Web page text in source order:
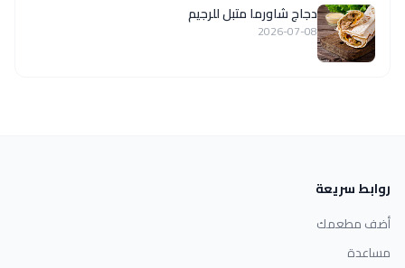
دجاج شاورما متبل للرجيم
2026-07-08
روابط سريعة
أضف مطعمك
مساعدة